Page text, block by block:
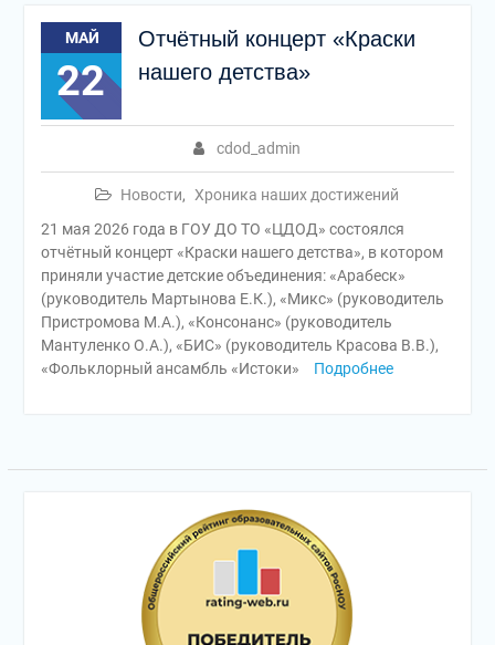
МАЙ
22
Отчётный концерт «Краски
нашего детства»
cdod_admin
Новости, Хроника наших достижений
21 мая 2026 года в ГОУ ДО ТО «ЦДОД» состоялся
отчётный концерт «Краски нашего детства», в котором
приняли участие детские объединения: «Арабеск»
(руководитель Мартынова Е.К.), «Микс» (руководитель
Пристромова М.А.), «Консонанс» (руководитель
Мантуленко О.А.), «БИС» (руководитель Красова В.В.),
«Фольклорный ансамбль «Истоки»
Подробнее